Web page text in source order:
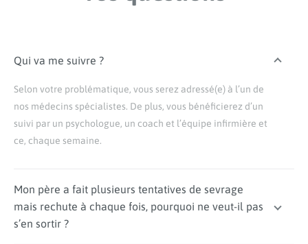
Qui va me suivre ?
Selon votre problématique, vous serez adressé(e) à l’un de
nos médecins spécialistes. De plus, vous bénéficierez d’un
suivi par un psychologue, un coach et l’équipe infirmière et
ce, chaque semaine.
Mon père a fait plusieurs tentatives de sevrage
mais rechute à chaque fois, pourquoi ne veut-il pas
s’en sortir ?